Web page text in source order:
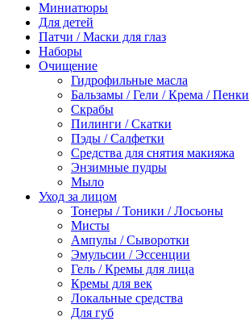
Миниатюры
Для детей
Патчи / Маски для глаз
Наборы
Очищение
Гидрофильные масла
Бальзамы / Гели / Крема / Пенки
Скрабы
Пилинги / Скатки
Пэды / Салфетки
Средства для снятия макияжа
Энзимные пудры
Мыло
Уход за лицом
Тонеры / Тоники / Лосьоны
Мисты
Ампулы / Сыворотки
Эмульсии / Эссенции
Гель / Кремы для лица
Кремы для век
Локальные средства
Для губ